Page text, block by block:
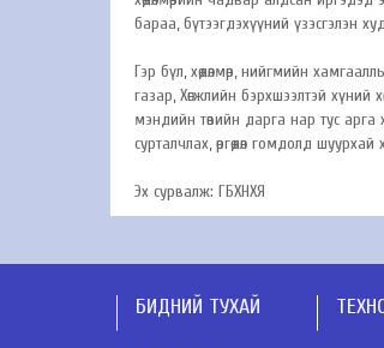
бараа, бүтээгдэхүүний үзэсгэлэн
Гэр бүл, хөдөлмөр, нийгмийн
газар, Хөгжлийн бэрхшээлтэй хүний
мэндийн төвийн дарга нар тус арга
сурталчлах, өргөдөл гомдолд
Эх сурвалж: ГБХНХЯ
БИДНИЙ ТУХАЙ